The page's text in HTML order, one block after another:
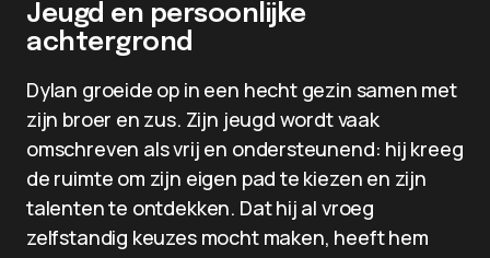
Jeugd en persoonlijke
achtergrond
Dylan groeide op in een hecht gezin samen met
zijn broer en zus. Zijn jeugd wordt vaak
omschreven als vrij en ondersteunend: hij kreeg
de ruimte om zijn eigen pad te kiezen en zijn
talenten te ontdekken. Dat hij al vroeg
zelfstandig keuzes mocht maken, heeft hem